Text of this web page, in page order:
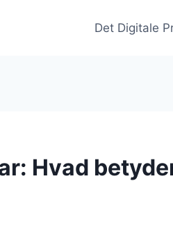
Det Digitale
Hvad